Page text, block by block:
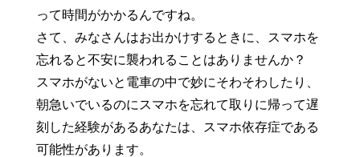
って時間がかかるんですね。
さて、みなさんはお出かけするときに、スマホを
忘れると不安に襲われることはありませんか？
スマホがないと電車の中で妙にそわそわしたり、
朝急いでいるのにスマホを忘れて取りに帰って遅
刻した経験があるあなたは、スマホ依存症である
可能性があります。